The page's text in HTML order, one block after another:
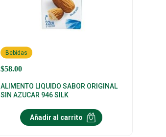
$58.00
Bebidas
ALIMENTO LIQUIDO SABOR ORIGINAL
SIN AZUCAR 946 SILK
Añadir al carrito